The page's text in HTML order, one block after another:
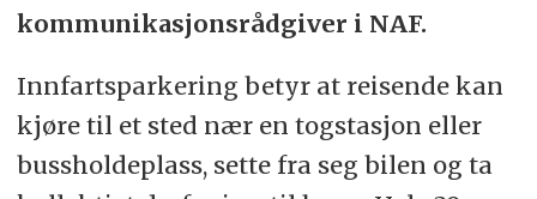
kommunikasjonsrådgiver i NAF.
Innfartsparkering betyr at reisende kan
kjøre til et sted nær en togstasjon eller
bussholdeplass, sette fra seg bilen og ta